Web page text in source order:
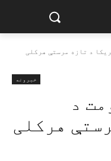
د تازه مرستې هرکلی
خبرونه
د
هرکلی